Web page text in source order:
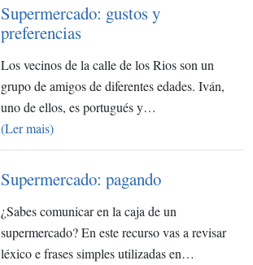
Supermercado: gustos y
preferencias
Los vecinos de la calle de los Rios son un
grupo de amigos de diferentes edades. Iván,
uno de ellos, es portugués y…
(Ler mais)
Supermercado: pagando
¿Sabes comunicar en la caja de un
supermercado? En este recurso vas a revisar
léxico e frases simples utilizadas en…